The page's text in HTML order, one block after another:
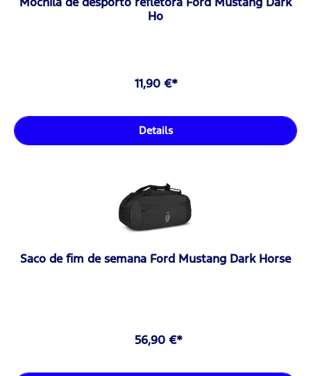
Ho
11,90 €*
Details
Saco de fim de semana Ford Mustang Dark Horse
56,90 €*